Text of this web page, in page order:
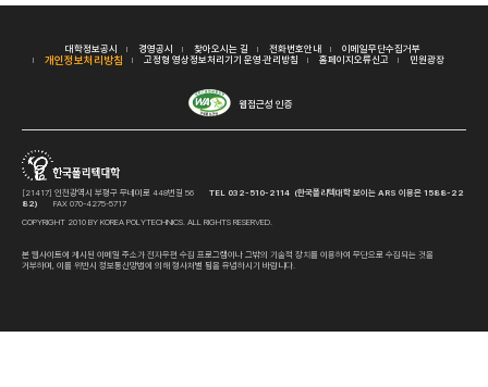
대학정보공시 경영공시 찾아오시는 길 전화번호안내 이메일무단수집거부
개인정보처리방침 고정형 영상정보처리기기 운영·관리방침 홈페이지오류신고 민원광장
웹접근성 인증
[21417] 인천광역시 부평구 무네미로 448번길 56 TEL 032-510-2114 (한국폴리텍대학 보이는 ARS 이용은 1588-22
82)
FAX 070-4275-5717
COPYRIGHT 2010 BY KOREA POLYTECHNICS. ALL RIGHTS RESERVED.
본 웹사이트에 게시된 이메일 주소가 전자우편 수집 프로그램이나 그밖의 기술적 장치를 이용하여 무단으로 수집되는 것을
거부하며, 이를 위반시 정보통신망법에 의해 형사처벌 됨을 유념하시기 바랍니다.